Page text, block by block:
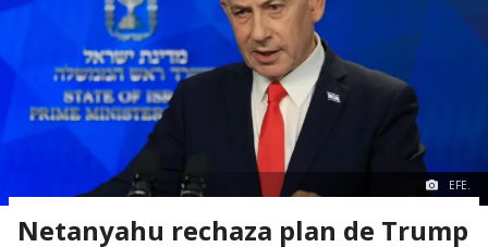
EFE.
Netanyahu rechaza plan de Trump